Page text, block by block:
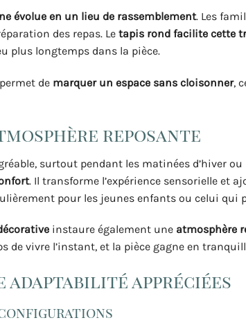
évolue en un lieu de rassemblement. Les
des repas. Le tapis rond facilite cette
plus longtemps dans la pièce.
de marquer un espace sans cloisonner,
reposante
surtout pendant les matinées d’hiver
. Il transforme l’expérience sensorielle et
pour les jeunes enfants ou celui qui
instaure également une atmosphère
de vivre l’instant, et la pièce gagne en
adaptabilité appréciées